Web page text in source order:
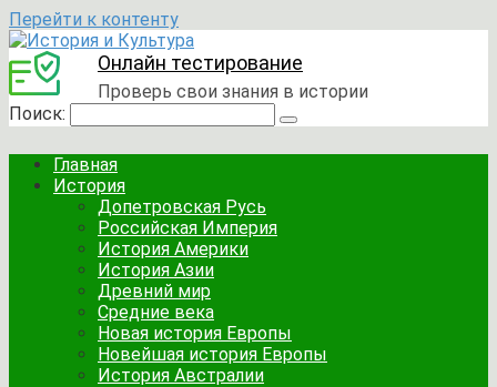
Перейти к контенту
Онлайн тестирование
Проверь свои знания в истории
Поиск:
Главная
История
Допетровская Русь
Российская Империя
История Америки
История Азии
Древний мир
Средние века
Новая история Европы
Новейшая история Европы
История Австралии